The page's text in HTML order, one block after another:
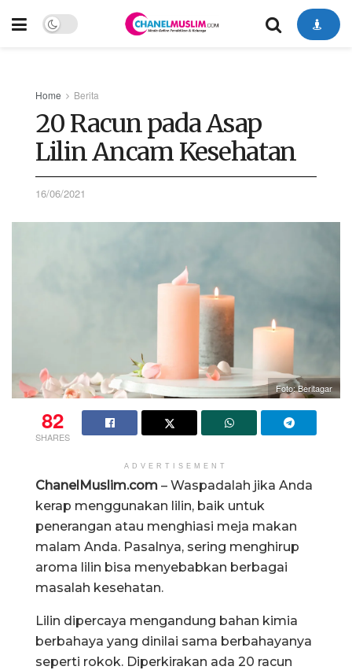
Home Berita
20 Racun pada Asap
Lilin Ancam Kesehatan
16/06/2021
Foto: Beritagar
82
SHARES
ADVERTISEMENT
ChanelMuslim.com – Waspadalah jika Anda
kerap menggunakan lilin, baik untuk
penerangan atau menghiasi meja makan
malam Anda. Pasalnya, sering menghirup
aroma lilin bisa menyebabkan berbagai
masalah kesehatan.
Lilin dipercaya mengandung bahan kimia
berbahaya yang dinilai sama berbahayanya
seperti rokok. Diperkirakan ada 20 racun